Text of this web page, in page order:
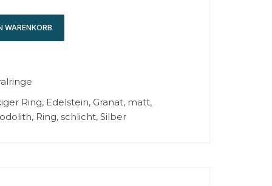
WARENKORB
Ring, Edelstein, Granat, matt,
, Ring, schlicht, Silber